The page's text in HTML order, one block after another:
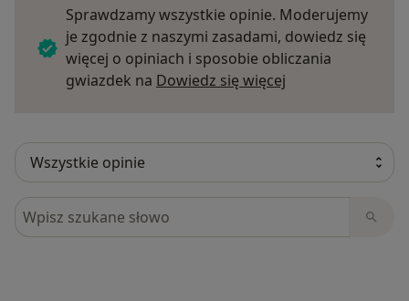
Sprawdzamy wszystkie opinie. Moderujemy
je zgodnie z naszymi zasadami, dowiedz się
więcej o opiniach i sposobie obliczania
gwiazdek na Dowiedz się więcej
Szukaj w opiniach